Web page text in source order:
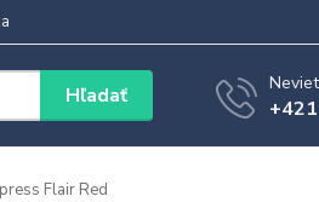
Hľadať
Flair Red